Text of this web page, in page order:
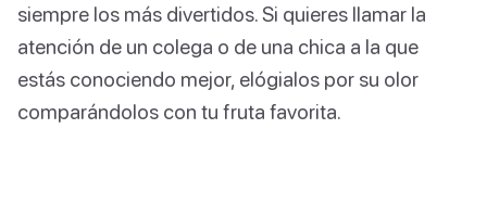
siempre los más divertidos. Si quieres llamar la
atención de un colega o de una chica a la que
estás conociendo mejor, elógialos por su olor
comparándolos con tu fruta favorita.